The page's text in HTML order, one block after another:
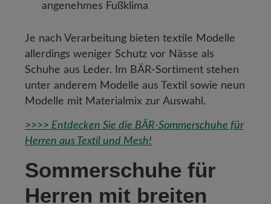
angenehmes Fußklima
Je nach Verarbeitung bieten textile Modelle
allerdings weniger Schutz vor Nässe als
Schuhe aus Leder. Im BÄR-Sortiment stehen
unter anderem Modelle aus Textil sowie neun
Modelle mit Materialmix zur Auswahl.
>>>> Entdecken Sie die BÄR-Sommerschuhe für
Herren aus Textil und Mesh!
Sommerschuhe für
Herren mit breiten